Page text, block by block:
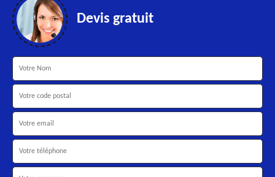
Devis gratuit